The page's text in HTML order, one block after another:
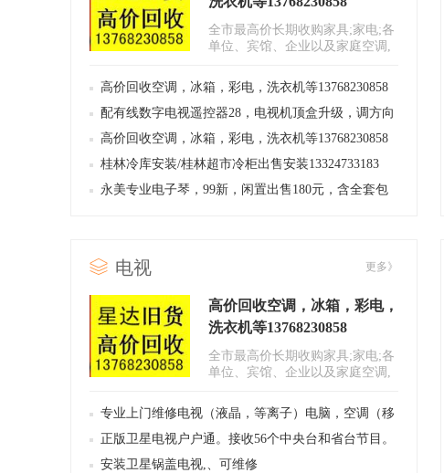
全市最高价长期收购家具;家电;各
单位、宾馆、企业以及家庭空调,
高价回收空调，冰箱，彩电，洗衣机等13768230858
配有线数字电视遥控器28，电视机顶盒升级，调方向
安装调试电表
高价回收空调，冰箱，彩电，洗衣机等13768230858
桂林冷库安装/桂林超市冷柜出售安装13324733183
永美专业电子琴，99新，闲置出售180元，含全套包
更多》
电视
高价回收空调，冰箱，彩电，
洗衣机等13768230858
全市最高价长期收购家具;家电;各
单位、宾馆、企业以及家庭空调,
专业上门维修电视（液晶，等离子）电脑，空调（移
机加氟）冰箱，洗衣机，热水器，微波炉等家用电
器，
正版卫星电视户户通。接收56个中央台和省台节目。
国家政府发放经营牌照
安装卫星锅盖电视,、可维修